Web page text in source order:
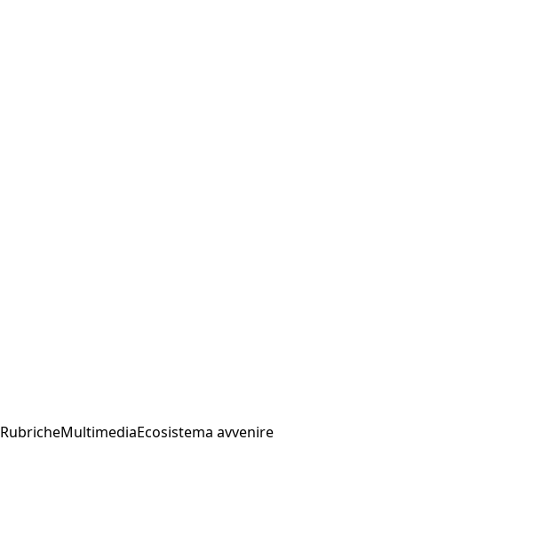
RubricheMultimediaEcosistema avvenire